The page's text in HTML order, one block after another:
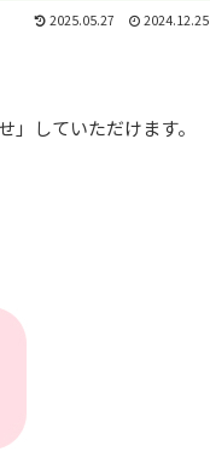
2025.05.27 2024.12.25
していただけます。